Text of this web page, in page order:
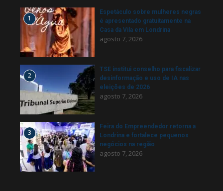
1
Espetáculo sobre mulheres negras
é apresentado gratuitamente na
Casa da Vila em Londrina
agosto 7, 2026
2
TSE institui conselho para fiscalizar
desinformação e uso de IA nas
eleições de 2026
agosto 7, 2026
3
Feira do Empreendedor retorna a
Londrina e fortalece pequenos
negócios na região
agosto 7, 2026